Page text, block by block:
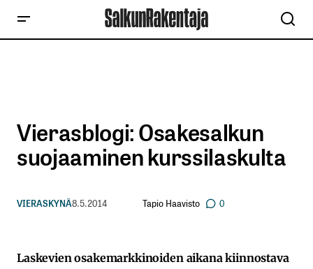
Vierasblogi: Osakesalkun
suojaaminen kurssilaskulta
VIERASKYNÄ8.5.2014 Tapio Haavisto 0
Laskevien osakemarkkinoiden aikana kiinnostava